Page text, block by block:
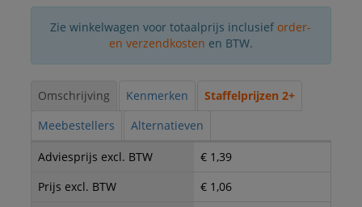
Zie winkelwagen voor totaalprijs inclusief order-
en verzendkosten en BTW.
Omschrijving Kenmerken
Staffelprijzen 2+
Meebestellers
Alternatieven
Adviesprijs excl. BTW
€ 1,39
Prijs excl. BTW
€ 1,06